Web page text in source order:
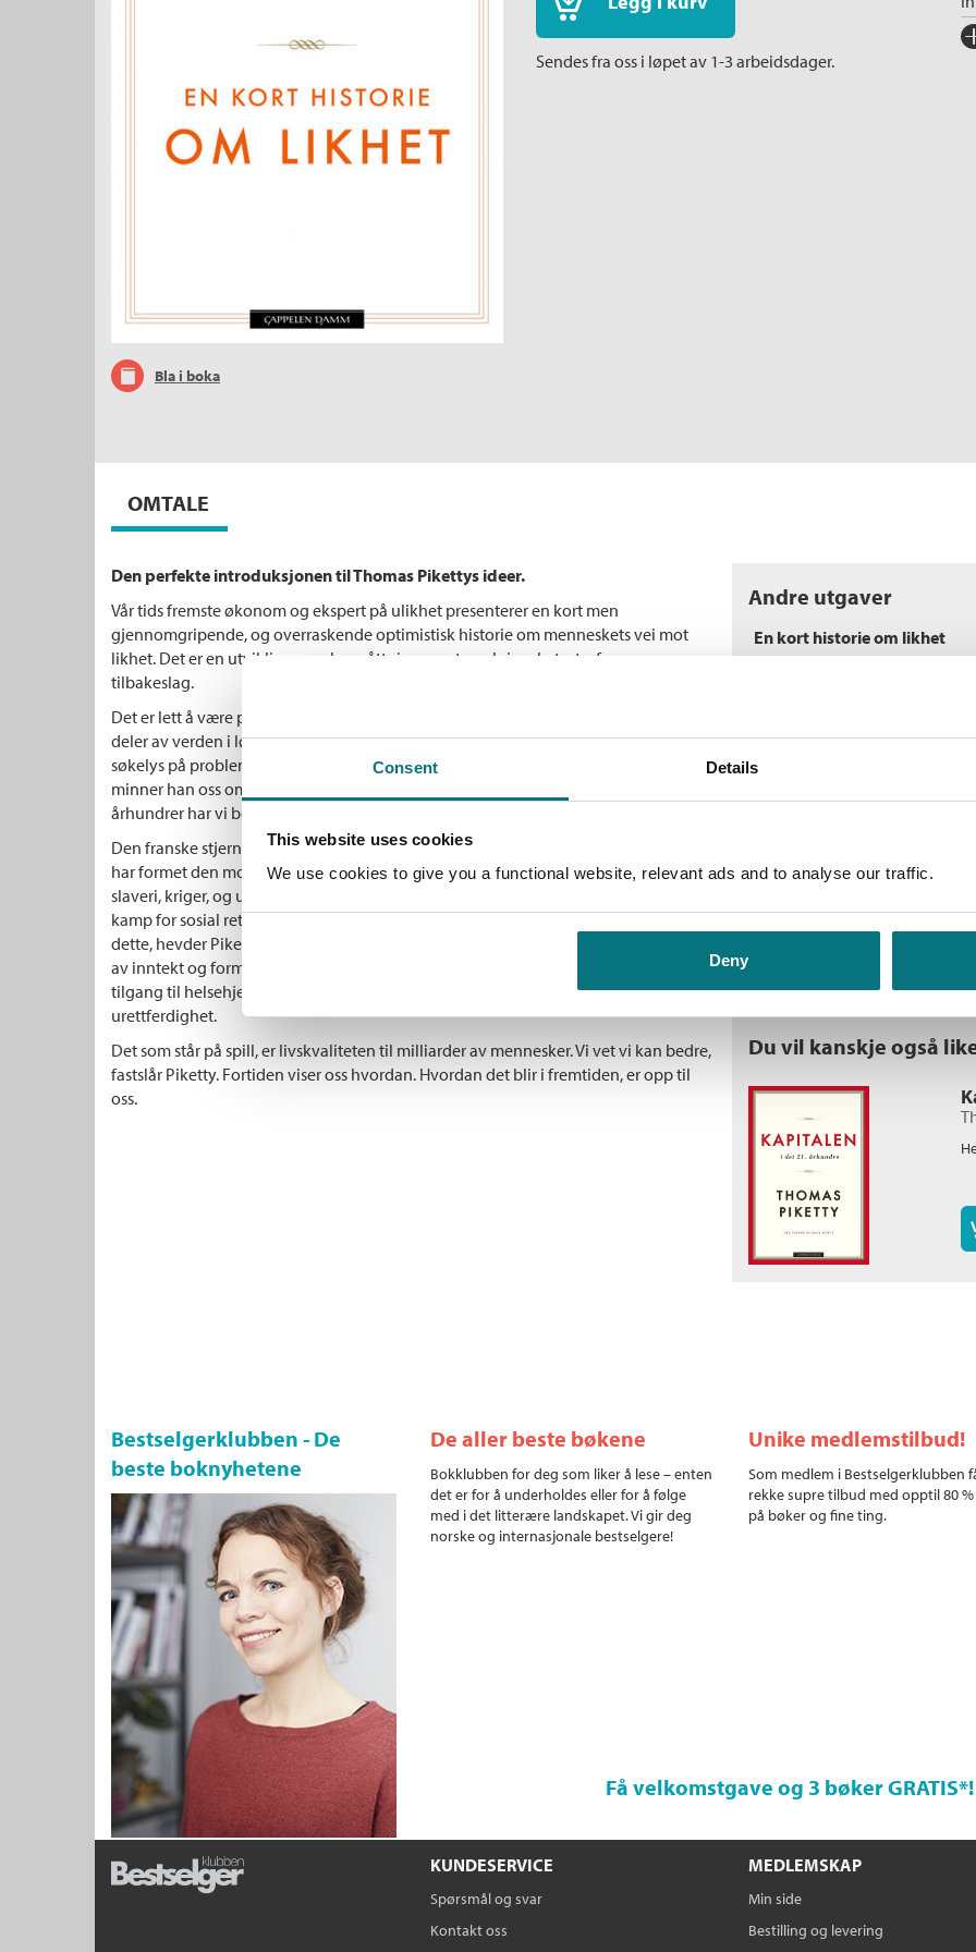
Consent Details
This website uses cookies
We use cookies to give you a functional website, relevant ads and to analyse our traffic.
Deny
Bla i boka
Sendes fra oss i løpet av 1-3 arbeidsdager.
OMTALE
Den perfekte introduksjonen til Thomas Pikettys ideer.
Vår tids fremste økonom og ekspert på ulikhet presenterer en kort men
gjennomgripende, og overraskende optimistisk historie om menneskets vei mot
likhet. Det er en utvikling som har gått sin gang tross kriser, katastrofer og
tilbakeslag.
Det er lett å være pessimist når det kommer til ulikhet. Vi vet at den har økt i flere
deler av verden i løpet av de siste to generasjonene. Ingen har gjort mer for å sette
søkelys på problemet enn Piketty. I dette overraskende og virkningsfulle nye verket,
minner han oss om at verdenshistoriens store linjer gir grunn til optimisme. Over
århundrer har vi beveget oss i retning av større likhet.
Den franske stjerneøkonomen tar oss gjennom de store driverne av utvikling som
har formet den moderne verden: kapitalismens vekst, revolusjoner, imperialisme,
slaveri, kriger, og utviklingen av velferdsstaten. Det er en historie om vold, og om
kamp for sosial rettferdighet, forsterket av regresjon og katastrofer. Men tross alt
dette, hevder Piketty, har våre samfunn beveget seg mot en mer rettferdig fordeling
av inntekt og formue, mindre forskjeller mellom kjønn og rase, og en bredere
tilgang til helsehjelp og utdanning. Veien videre er en endeløs kamp mot
urettferdighet.
Det som står på spill, er livskvaliteten til milliarder av mennesker. Vi vet vi kan bedre,
fastslår Piketty. Fortiden viser oss hvordan. Hvordan det blir i fremtiden, er opp til
oss.
Andre utgaver
En kort historie om likhet
Bokmål Nedlastbar
Du vil kanskje også
Bestselgerklubben - De
beste boknyhetene
De aller beste bøkene
Bokklubben for deg som liker å lese – enten
det er for å underholdes eller for å følge
med i det litterære landskapet. Vi gir deg
norske og internasjonale bestselgere!
Unike medlemstilbud!
Som medlem i Bestselgerklubben
rekke supre tilbud med opptil 80
på bøker og fine ting.
Få velkomstgave og 3 bøker GRATIS*!
KUNDESERVICE
Spørsmål og svar
Kontakt oss
MEDLEMSKAP
Min side
Bestilling og levering